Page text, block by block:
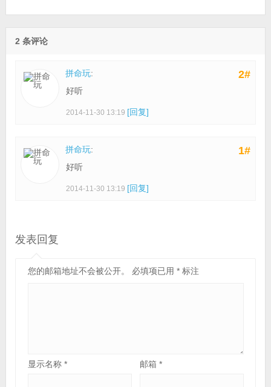
2 条评论
2#
拼命玩:
好听
2014-11-30 13:19 [回复]
1#
拼命玩:
好听
2014-11-30 13:19 [回复]
发表回复
您的邮箱地址不会被公开。 必填项已用 *标注
显示名称 * 邮箱*